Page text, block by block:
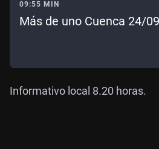
09:55 MIN
Más de uno Cuenca 24/
Informativo local 8.20 horas.